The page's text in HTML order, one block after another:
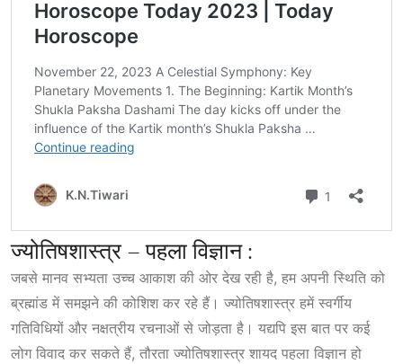
ज्योतिषशास्त्र – पहला विज्ञान :
जबसे मानव सभ्यता उच्च आकाश की ओर देख रही है, हम अपनी स्थिति को
ब्रह्मांड में समझने की कोशिश कर रहे हैं। ज्योतिषशास्त्र हमें स्वर्गीय
गतिविधियों और नक्षत्रीय रचनाओं से जोड़ता है। यद्यपि इस बात पर कई
लोग विवाद कर सकते हैं, तौरता ज्योतिषशास्त्र शायद पहला विज्ञान हो